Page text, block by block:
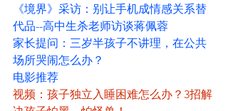
《境界》采访：别让手机成情感关系替
代品--高中生杀老师访谈蒋佩蓉
家长提问：三岁半孩子不讲理，在公共
场所哭闹怎么办？
电影推荐
视频：孩子独立入睡困难怎么办？3招解